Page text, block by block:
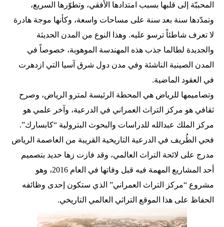
المحببّة إلى قلبها بسبب امتدادها الأفقي، وتطوّرها السريع،
وتمدّدها سنة بعد سنة على مساحات واسعة، وكأنها موجة هادرة
لا تعرف شاطئاً ترسو عليه. وهذا النوع من المدن الحديثة
والجديدة لطالما جذب هذه المهندسة الموهوبة، خصوصاً في
المدن الصينية الناشئة وفي مدن دول شرق آسيا التي ازدهرت
في العقود الماضية.
وتصاميمها للرياض هي المحطة الرئيسة لمترو الرياض، وصرح
ثقافي هو مركز التراث العمراني في الدرعية، وآخر علمي هو
مركز الملك عبدالله للدراسات والبحوث البترولية “كابسارك”.
فحي الطُريف في الدرعية التاريخية القريبة من العاصمة الرياض
مدرج على لائحة التراث العالمي، وقد فازت زها حديد بتصميم
أحد المشاريع المهمة فيه قبل وفاتها في العام 2016، وهو
مشروع “مركز التراث العمراني” الذي ستكون إحدى وظائفه
الحفاظ على هذا الموقع التراثي العالمي التاريخي.